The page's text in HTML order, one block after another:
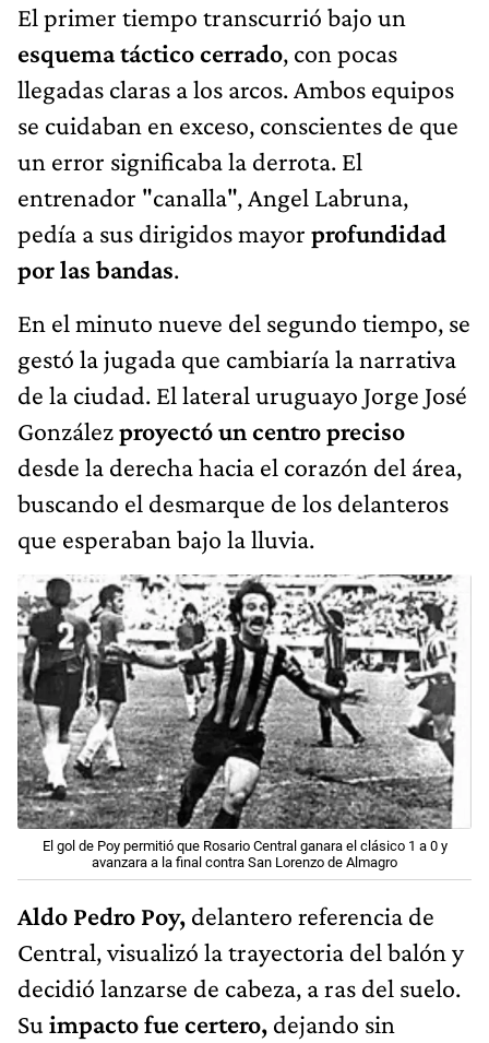
El primer tiempo transcurrió bajo un
esquema táctico cerrado, con pocas
llegadas claras a los arcos. Ambos equipos
se cuidaban en exceso, conscientes de que
un error significaba la derrota. El
entrenador "canalla", Angel Labruna,
pedía a sus dirigidos mayor profundidad
por las bandas.
En el minuto nueve del segundo tiempo, se
gestó la jugada que cambiaría la narrativa
de la ciudad. El lateral uruguayo Jorge José
Gonzálezproyectó un centro preciso
desde la derecha hacia el corazón del área,
buscando el desmarque de los delanteros
que esperaban bajo la lluvia.
El gol de Poy permitió que Rosario Central ganara el clásico 1 a 0 y
avanzara a la final contra San Lorenzo de Almagro
Aldo Pedro Poy, delantero referencia de
Central, visualizó la trayectoria del balón y
decidió lanzarse de cabeza, a ras del suelo.
Su impacto fue certero, dejando sin